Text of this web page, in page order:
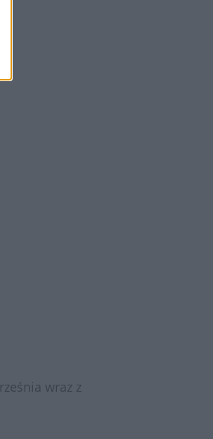
wraz z